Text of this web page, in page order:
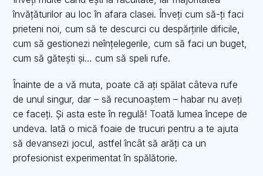
învățăturilor au loc în afara clasei. Înveți cum să-ți faci
prieteni noi, cum să te descurci cu despărțirile dificile,
cum să gestionezi neînțelegerile, cum să faci un buget,
cum să gătești și… cum să speli rufe.
Înainte de a vă muta, poate că ați spălat câteva rufe
de unul singur, dar – să recunoaștem – habar nu aveți
ce faceți. Și asta este în regulă! Toată lumea începe de
undeva. Iată o mică foaie de trucuri pentru a te ajuta
să devansezi jocul, astfel încât să arăți ca un
profesionist experimentat în spălătorie.